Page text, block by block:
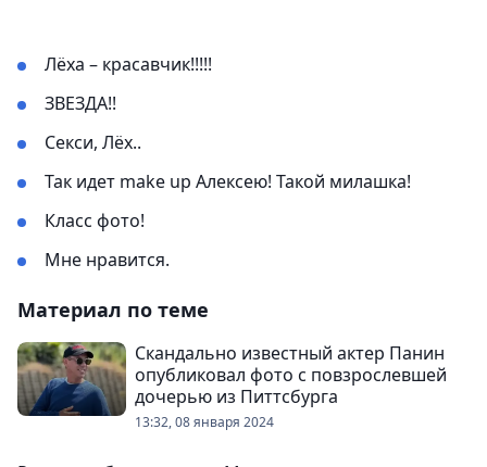
Лёха – красавчик!!!!!
ЗВЕЗДА!!
Секси, Лёх..
Так идет make up Алексею! Такой милашка!
Класс фото!
Мне нравится.
Материал по теме
Скандально известный актер Панин
опубликовал фото с повзрослевшей
дочерью из Питтсбурга
13:32, 08 января 2024